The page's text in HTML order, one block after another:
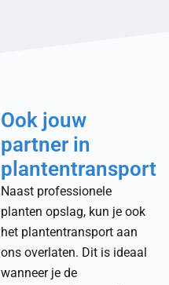
Ook jouw
partner in
plantentransport
Naast professionele
planten opslag, kun je ook
het plantentransport aan
ons overlaten. Dit is ideaal
wanneer je de